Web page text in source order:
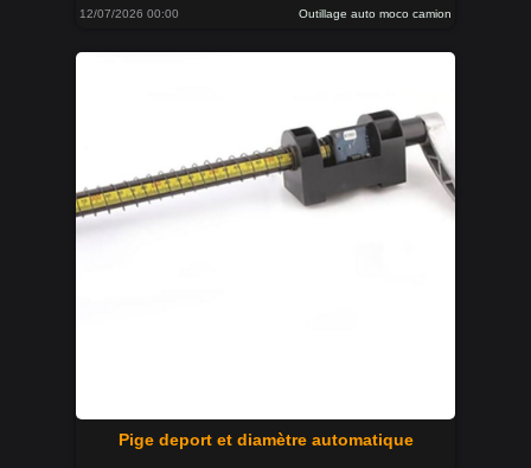
12/07/2026 00:00 Outillage auto moco camion
Pige deport et diamètre automatique